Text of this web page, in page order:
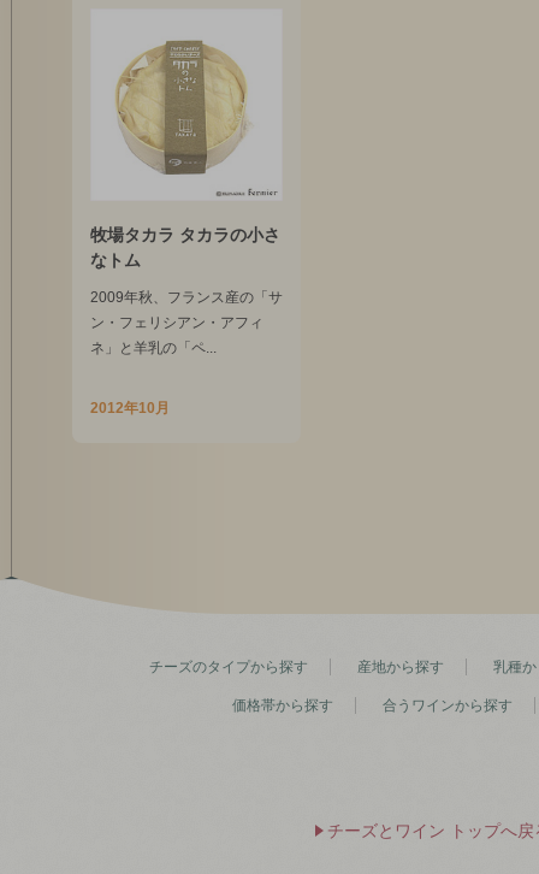
牧場タカラ タカラの小さ
なトム
2009年秋、フランス産の「サ
ン・フェリシアン・アフィ
ネ」と羊乳の「ペ...
2012年10月
チーズのタイプから探す 産地から探す 乳種
価格帯から探す 合うワインから探す
チーズとワイン トップへ戻